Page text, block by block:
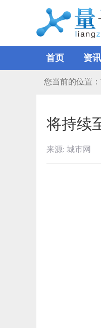
首页 资讯
您当前的位置：
将持续
来源: 城市网